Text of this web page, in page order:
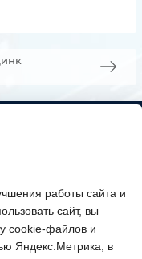
работы сайта и
сайт, вы
cookie-файлов и
Яндекс.Метрика, в